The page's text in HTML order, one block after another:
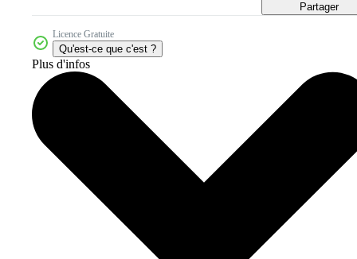
Partager
Licence Gratuite
Qu'est-ce que c'est ?
Plus d'infos